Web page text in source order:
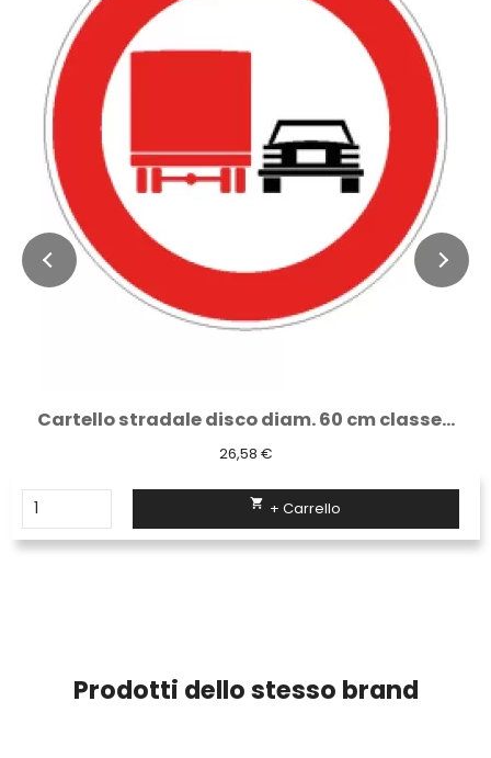
Cartello stradale disco diam. 60 cm classe...
26,58 €
 + Carrello
Prodotti dello stesso brand